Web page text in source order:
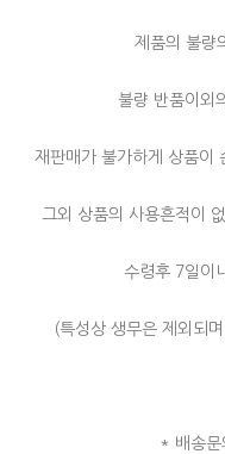
제품의 불량
불량 반품이외
재판매가 불가하게 상품이
그외 상품의 사용흔적이
수령후 7일이
(특성상 생무은 제외되
* 배송문